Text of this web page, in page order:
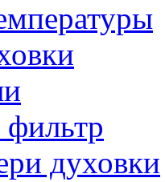
духовки